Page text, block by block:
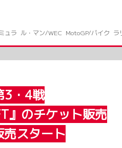
ュラ ル・マン/WEC MotoGP/バイク ラ
3・4戦
』のチケット販売
スタート